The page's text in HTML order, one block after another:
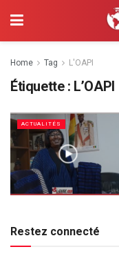
Home Tag L'OAPI
Étiquette : L’OAPI
ACTUALITÉS
Restez connecté